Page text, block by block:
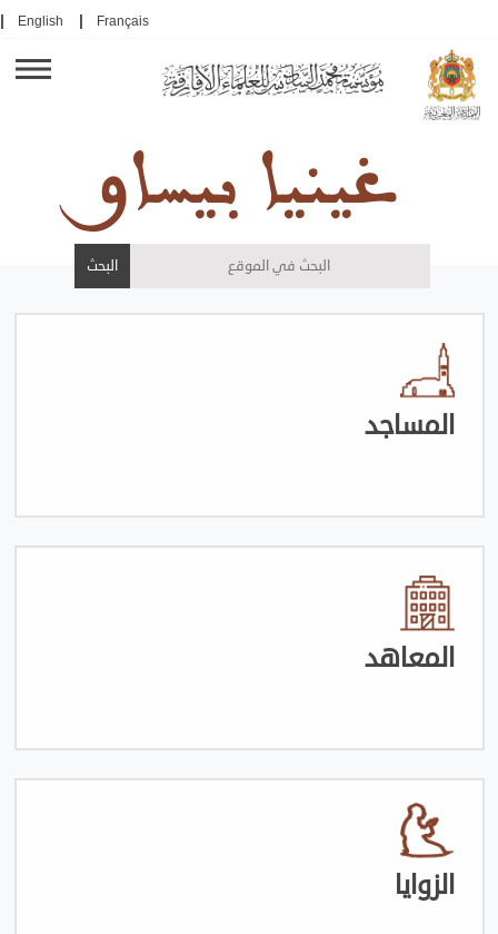
Français
English
غينيا بيساو
الزوايا
المعاهد
المساجد